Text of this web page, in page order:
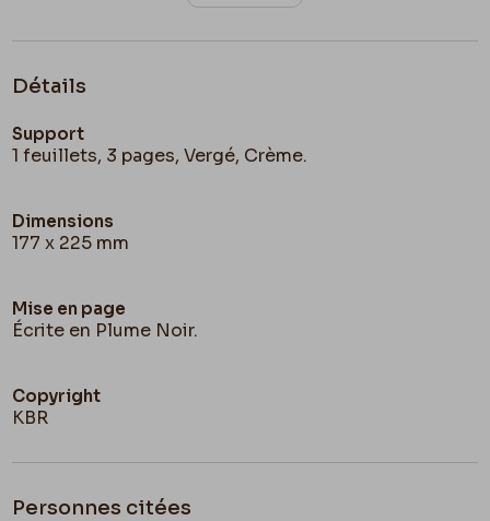
Détails
Support
1 feuillets, 3 pages, Vergé, Crème.
Dimensions
177 x 225 mm
Mise en page
Écrite en Plume Noir.
Copyright
KBR
Personnes citées